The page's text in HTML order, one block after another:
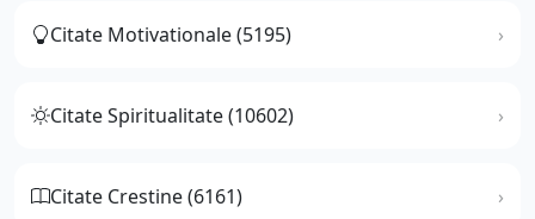
Citate Motivationale (5195)
Citate Spiritualitate (10602)
Citate Crestine (6161)